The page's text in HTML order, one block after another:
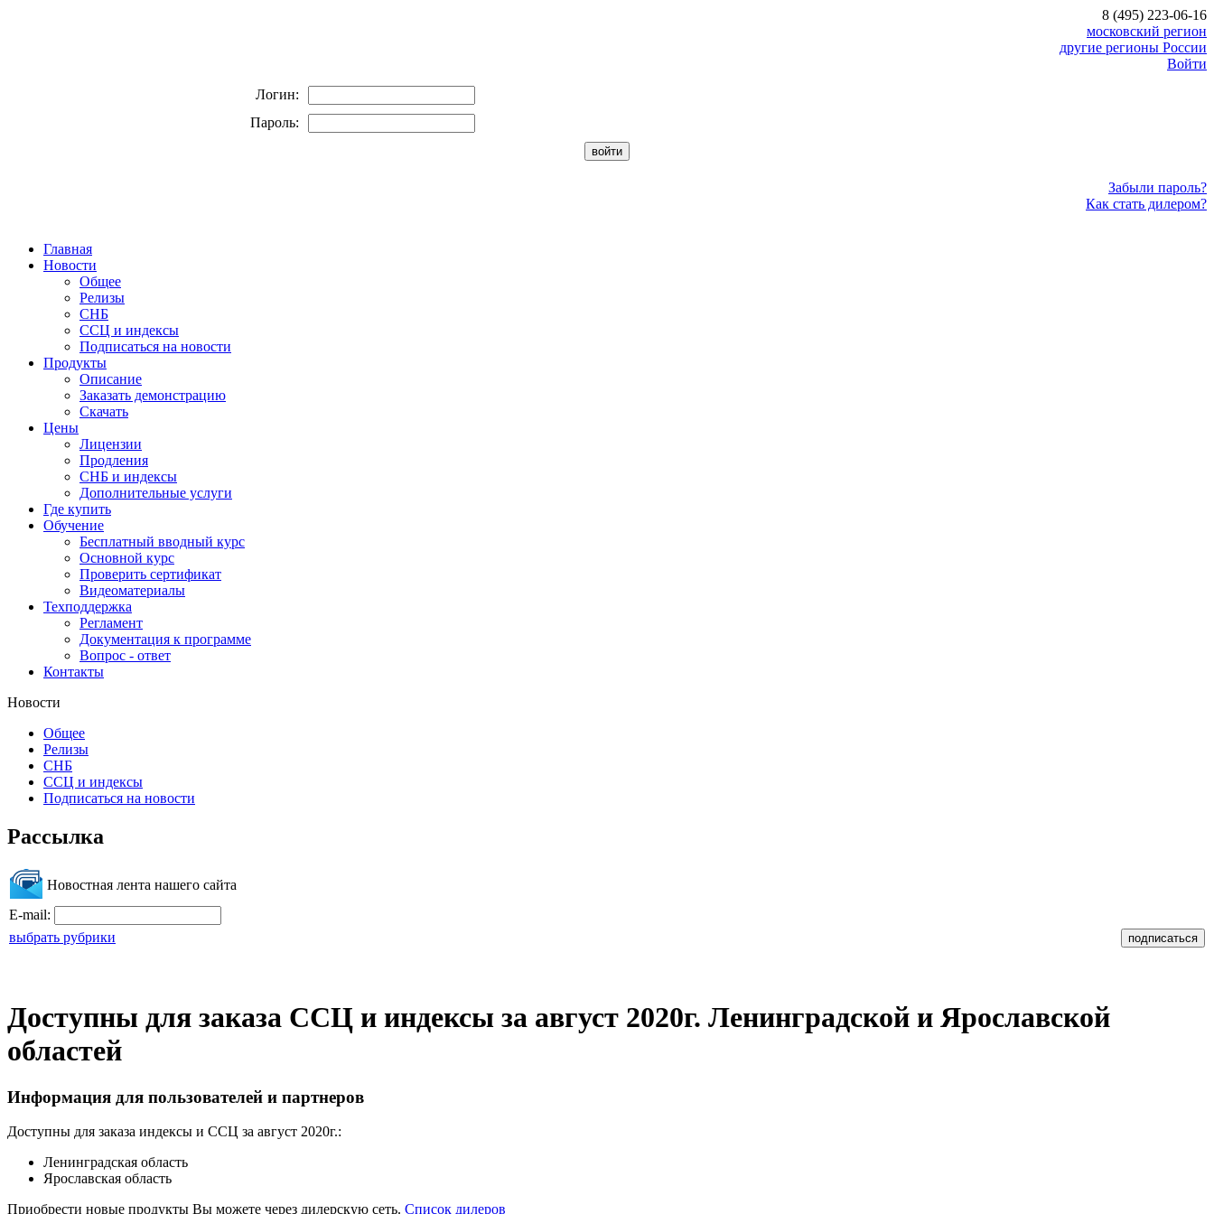
8 (495) 223-06-16
московский регион
другие регионы России
Войти
Логин:
Пароль:
Забыли пароль?
Как стать дилером?
Главная
Новости
Общее
Релизы
СНБ
ССЦ и индексы
Подписаться на новости
Продукты
Описание
Заказать демонстрацию
Скачать
Цены
Лицензии
Продления
СНБ и индексы
Дополнительные услуги
Где купить
Обучение
Бесплатный вводный курс
Основной курс
Проверить сертификат
Видеоматериалы
Техподдержка
Регламент
Документация к программе
Вопрос - ответ
Контакты
Новости
Общее
Релизы
СНБ
ССЦ и индексы
Подписаться на новости
Рассылка
Новостная лента нашего сайта
E-mail:
выбрать рубрики
Доступны для заказа ССЦ и индексы за август 2020г. Ленинградской и Ярославской
областей
Информация для пользователей и партнеров
Доступны для заказа индексы и ССЦ за август 2020г.:
Ленинградская область
Ярославская область
Приобрести новые продукты Вы можете через дилерскую сеть. Список дилеров